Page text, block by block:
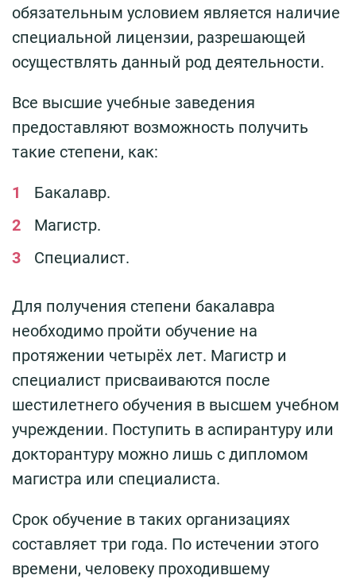
обязательным условием является наличие
специальной лицензии, разрешающей
осуществлять данный род деятельности.
Все высшие учебные заведения
предоставляют возможность получить
такие степени, как:
Бакалавр.
Магистр.
Специалист.
Для получения степени бакалавра
необходимо пройти обучение на
протяжении четырёх лет. Магистр и
специалист присваиваются после
шестилетнего обучения в высшем учебном
учреждении. Поступить в аспирантуру или
докторантуру можно лишь с дипломом
магистра или специалиста.
Срок обучение в таких организациях
составляет три года. По истечении этого
времени, человеку проходившему